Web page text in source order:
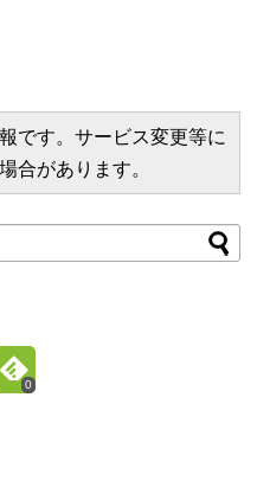
です。サービス変更等に
合があります。
0